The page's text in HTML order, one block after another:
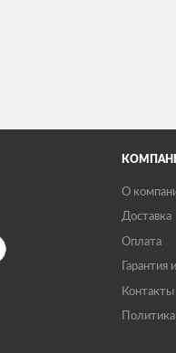
О
Доставка
Оплата
Гарантия
Контакты